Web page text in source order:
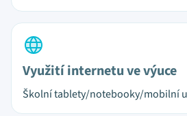
Využití internetu ve výuce
Školní tablety/notebooky/mobilní